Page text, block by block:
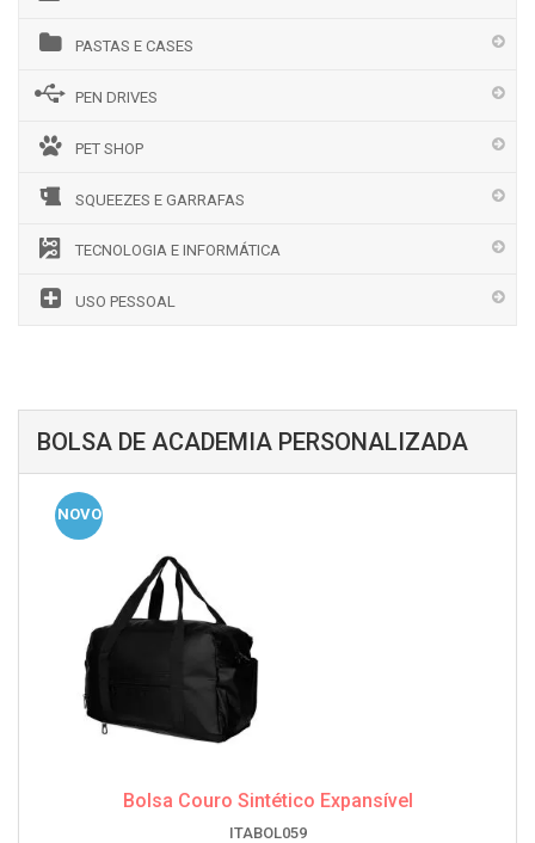
PASTAS E CASES
PEN DRIVES
PET SHOP
SQUEEZES E GARRAFAS
TECNOLOGIA E INFORMÁTICA
USO PESSOAL
BOLSA DE ACADEMIA PERSONALIZADA
NOVO
Bolsa Couro Sintético Expansível
ITABOL059